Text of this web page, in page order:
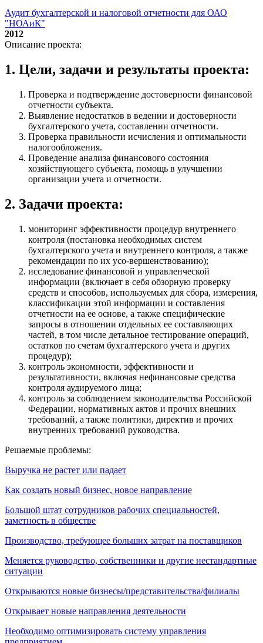
Аудит бухгалтерской и налоговой отчетности для ОАО
"НОАиК"
2012
Описание проекта:
1. Цели, задачи и результаты проекта:
Проверка и подтверждение достоверности финансовой
отчетности субъекта.
Выявление недостатков в ведении и достоверности
бухгалтерского учета, составлении отчетности.
Проверка правильности исчисления и оптимальности
налогообложения.
Проведение анализа финансового состояния
хозяйствующего субъекта, помощь в улучшении
организации учета и отчетности.
2. Задачи проекта:
мониторинг эффективности процедур внутреннего
контроля (постановка необходимых систем
бухгалтерского учета и внутреннего контроля, а также
рекомендации по их усо-вершенствованию);
исследование финансовой и управленческой
информации (включает в себя обзорную проверку
средств и способов, используемых для сбора, измерения,
классификации этой информации и составления
отчетности на ее основе, а также специфические
запросы в отношении отдельных ее составляющих
частей, в том числе детальное тестирование операций,
остатков по счетам бухгалтерского учета и других
процедур);
контроль экономности, эффективности и
результативности, включая нефинансовые средства
контроля аудируемого лица;
контроль за соблюдением законодательства Российской
Федерации, нормативных актов и прочих внешних
требований, а также политики, директив и прочих
внутренних требований руководства.
Решаемые проблемы:
Выручка не растет или падает
Как создать новый бизнес, новое направление
Большой штат сотрудников рабочих специальностей,
заметность в обществе
Производство, требующее больших затрат на поставщиков
Меняется руководство, собственники и другие нестандартные
ситуации
Открываются новые бизнесы/представительства/филиалы
Открывает новые направления деятельности
Необходимо оптимизировать систему управления